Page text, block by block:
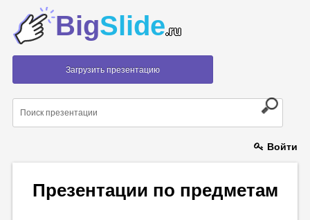
BigSlide.ru
Загрузить презентацию
Войти
Презентации по предметам